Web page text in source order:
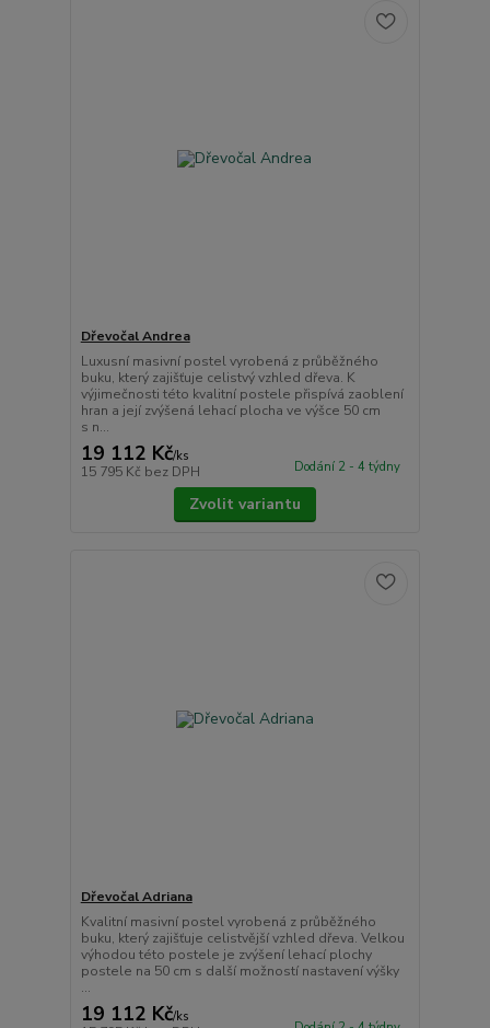
Dřevočal Andrea
Luxusní masivní postel vyrobená z průběžného
buku, který zajišťuje celistvý vzhled dřeva. K
výjimečnosti této kvalitní postele přispívá zaoblení
hran a její zvýšená lehací plocha ve výšce 50 cm
s n...
19 112 Kč/ks
15 795 Kč bez DPH Dodání 2 - 4 týdny
Zvolit variantu
Dřevočal Adriana
Kvalitní masivní postel vyrobená z průběžného
buku, který zajišťuje celistvější vzhled dřeva. Velkou
výhodou této postele je zvýšení lehací plochy
postele na 50 cm s další možností nastavení výšky
...
19 112 Kč/ks